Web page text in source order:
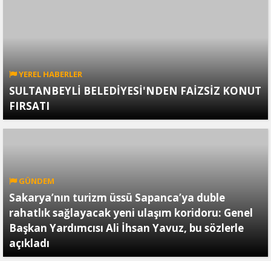
YEREL HABERLER
SULTANBEYLİ BELEDİYESİ'NDEN FAİZSİZ KONUT
FIRSATI
GÜNDEM
Sakarya’nın turizm üssü Sapanca’ya duble
rahatlık sağlayacak yeni ulaşım koridoru: Genel
Başkan Yardımcısı Ali İhsan Yavuz, bu sözlerle
açıkladı